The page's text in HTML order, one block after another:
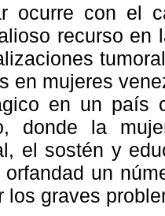
ocurre con el
recurso en
en mujeres
en un país
donde la
el sostén y
un
los graves